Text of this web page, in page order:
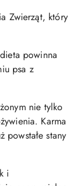
Zwierząt, który
powinna
psa z
nie tylko
Karma
stany
i